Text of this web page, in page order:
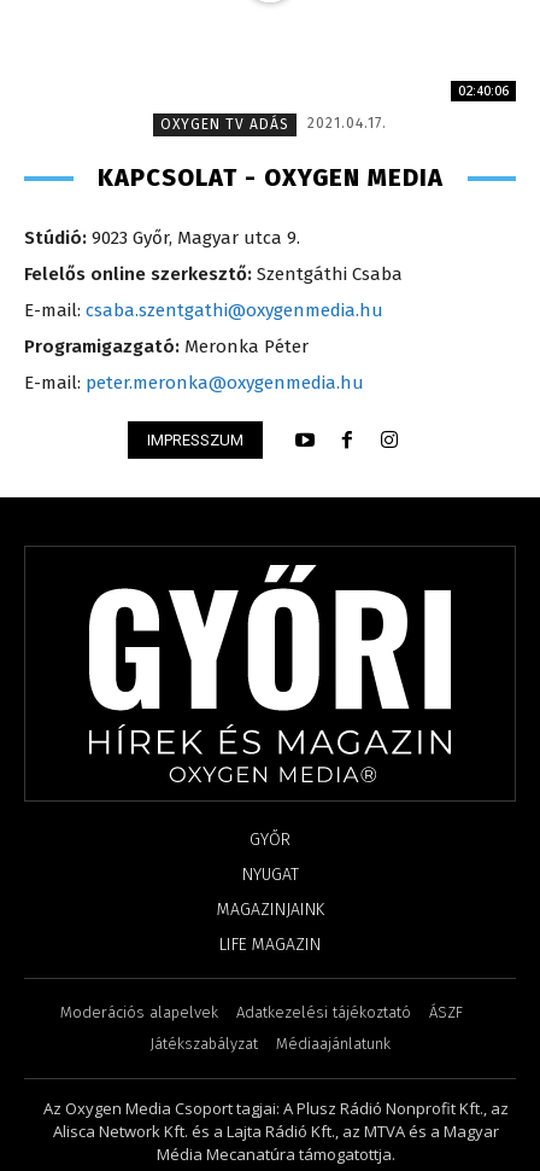
02:40:06
OXYGEN TV ADÁS
2021.04.17.
KAPCSOLAT - OXYGEN MEDIA
Stúdió: 9023 Győr, Magyar utca 9.
Felelős online szerkesztő: Szentgáthi Csaba
E-mail: csaba.szentgathi@oxygenmedia.hu
Programigazgató: Meronka Péter
E-mail: peter.meronka@oxygenmedia.hu
IMPRESSZUM
GYŐR
NYUGAT
MAGAZINJAINK
LIFE MAGAZIN
Moderációs alapelvek Adatkezelési tájékoztató
ÁSZF
Játékszabályzat
Médiaajánlatunk
Az Oxygen Media Csoport tagjai: A Plusz Rádió Nonprofit Kft., az
Alisca Network Kft. és a Lajta Rádió Kft., az MTVA és a Magyar
Média Mecanatúra támogatottja.